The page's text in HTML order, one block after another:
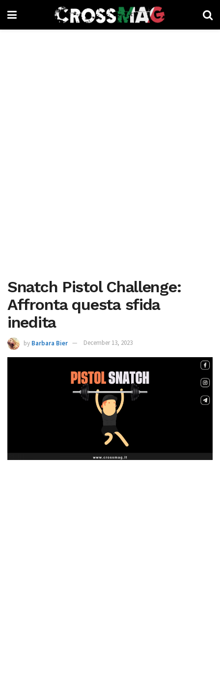
Snatch Pistol Challenge:
Affronta questa sfida
inedita
by Barbara Bier December 13, 2023